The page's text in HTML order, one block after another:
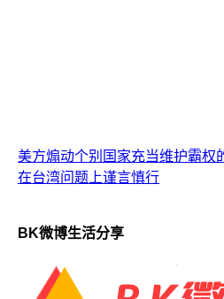
美方煽动个别国家充当维护霸权
在台湾问题上谨言慎行
BK微博生活分享